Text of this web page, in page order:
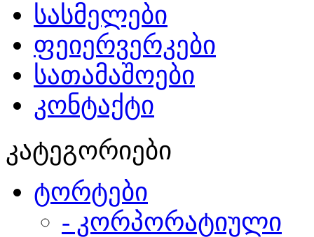
სასმელები
ფეიერვერკები
სათამაშოები
კონტაქტი
კატეგორიები
ტორტები
- კორპორატიული